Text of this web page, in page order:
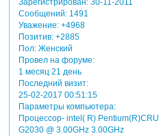
Зарегистрирован: 30-11-2011
Сообщений:1491
Уважение: +4968
Позитив: +2885
Пол:Женский
Провел на форуме:
1 месяц 21 день
Последний визит:
25-02-2017 00:51:15
Параметры компьютера:
Процессор- intel( R) Pentium(R)CRU
G2030 @ 3.00GHz 3.00GHz